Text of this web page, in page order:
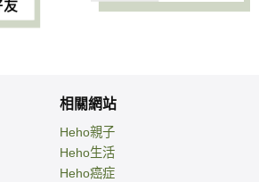
相關網站
Heho親子
Heho生活
Heho癌症